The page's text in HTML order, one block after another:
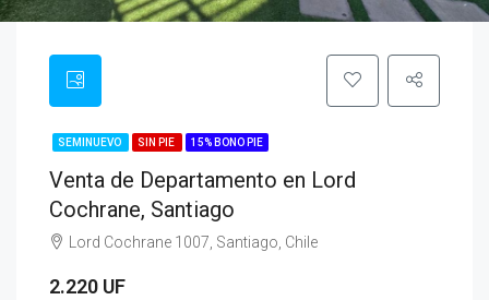
SEMINUEVO SIN PIE 15% BONO PIE
Venta de Departamento en Lord
Cochrane, Santiago
Lord Cochrane 1007, Santiago, Chile
2.220 UF